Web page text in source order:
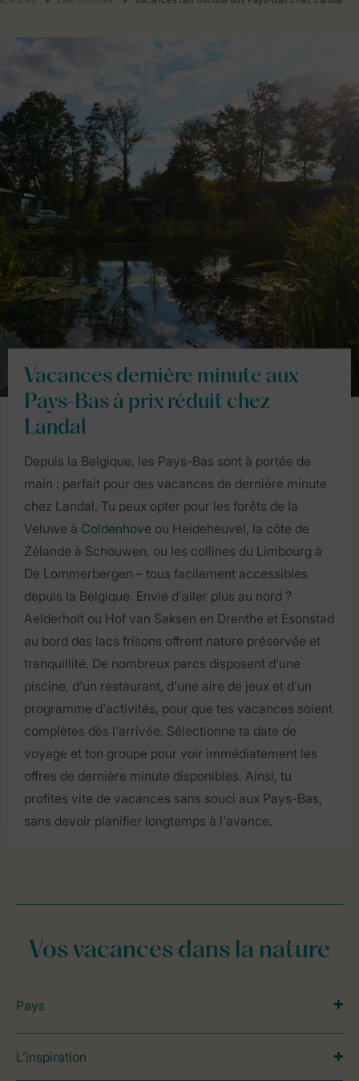
Vacances dernière minute aux
Pays-Bas à prix réduit chez
Landal
Depuis la Belgique, les Pays-Bas sont à portée de
main : parfait pour des vacances de dernière minute
chez Landal. Tu peux opter pour les forêts de la
Veluwe à Coldenhove ou Heideheuvel, la côte de
Zélande à Schouwen, ou les collines du Limbourg à
De Lommerbergen – tous facilement accessibles
depuis la Belgique. Envie d'aller plus au nord ?
Aelderholt ou Hof van Saksen en Drenthe et Esonstad
au bord des lacs frisons offrent nature préservée et
tranquillité. De nombreux parcs disposent d'une
piscine, d'un restaurant, d'une aire de jeux et d'un
programme d'activités, pour que tes vacances soient
complètes dès l'arrivée. Sélectionne ta date de
voyage et ton groupe pour voir immédiatement les
offres de dernière minute disponibles. Ainsi, tu
profites vite de vacances sans souci aux Pays-Bas,
sans devoir planifier longtemps à l'avance.
Vos vacances dans la nature
Pays
L’inspiration